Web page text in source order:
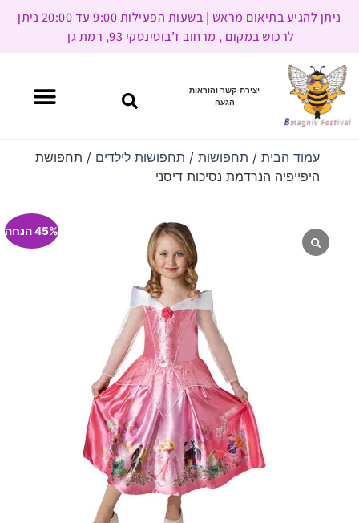
ניתן להגיע בתיאום מראש | בשעות הפעילות 9:00 עד 20:00 ניתן
לרכוש במקום , מרחוב ז’בוטינסקי 93, רמת גן
יצירת קשר והוראות
הגעה
עמוד הבית/ תחפושות/ תחפושות לילדים / תחפושת
היפייפיה הנרדמת נסיכות דיסני
45% הנחה